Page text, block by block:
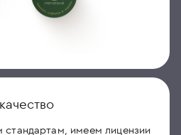
имеем лицензии